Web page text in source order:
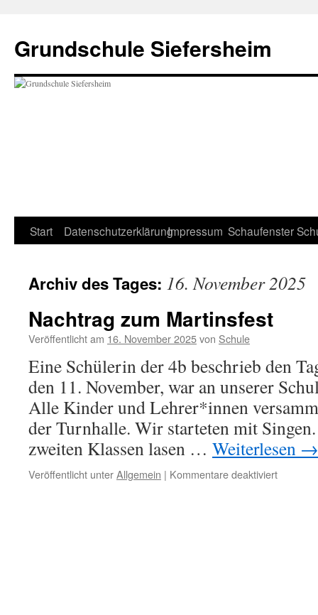
springen
Grundschule Siefersheim
Start DatenschutzerklärungImpressum Schaufenster
Archiv des Tages: 16. November 2025
Nachtrag zum Martinsfest
Veröffentlicht am 16. November 2025von Schule
Eine Schülerin der 4b beschrieb den
den 11. November, war an unserer
Alle Kinder und Lehrer*innen
der Turnhalle. Wir starteten mit
zweiten Klassen lasen … Weiterlesen →
Veröffentlicht unterAllgemein | Kommentare deaktiviertfür